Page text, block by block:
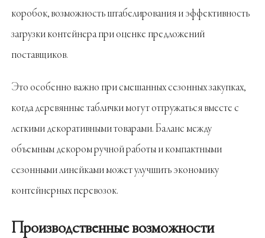
коробок, возможность штабелирования и эффективность
загрузки контейнера при оценке предложений
поставщиков.
Это особенно важно при смешанных сезонных закупках,
когда деревянные таблички могут отгружаться вместе с
легкими декоративными товарами. Баланс между
объемным декором ручной работы и компактными
сезонными линейками может улучшить экономику
контейнерных перевозок.
Производственные возможности